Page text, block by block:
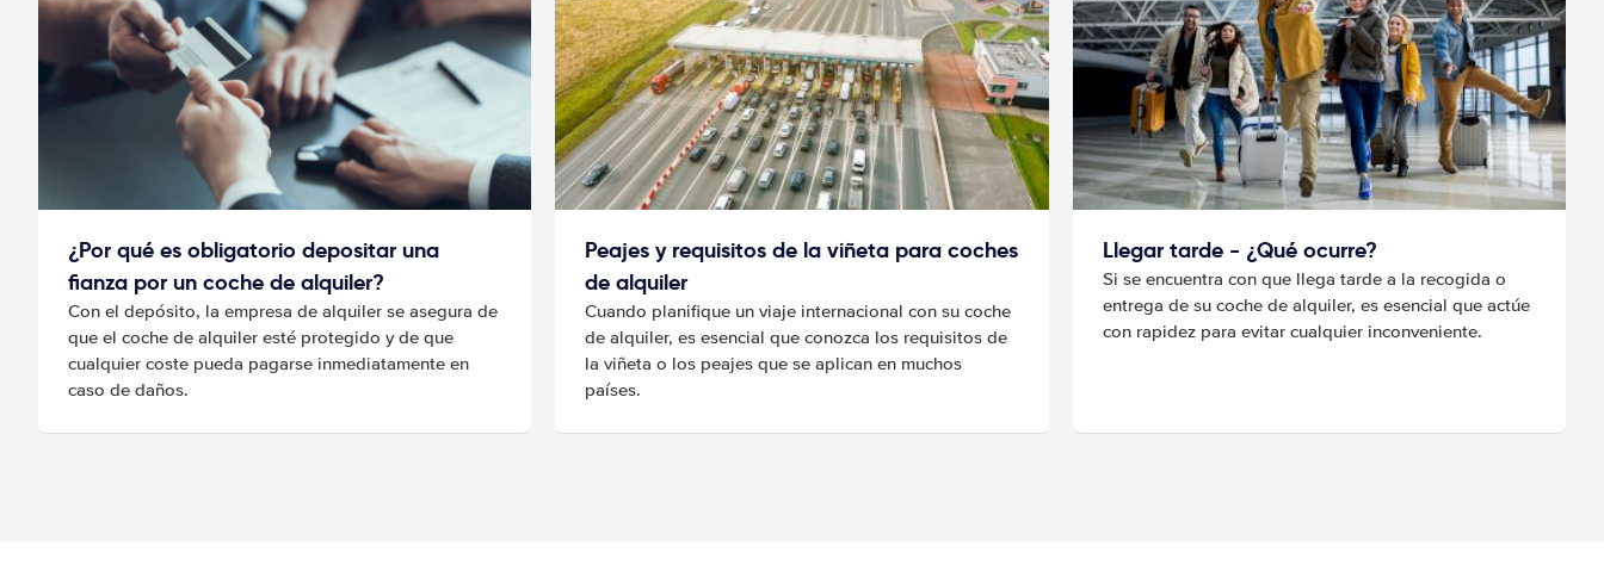
¿Por qué es obligatorio depositar una
fianza por un coche de alquiler?
Con el depósito, la empresa de alquiler se asegura de
que el coche de alquiler esté protegido y de que
cualquier coste pueda pagarse inmediatamente en
caso de daños.
Peajes y requisitos de la viñeta para coches
de alquiler
Cuando planifique un viaje internacional con su coche
de alquiler, es esencial que conozca los requisitos de
la viñeta o los peajes que se aplican en muchos
países.
Llegar tarde - ¿Qué ocurre?
Si se encuentra con que llega tarde a la recogida o
entrega de su coche de alquiler, es esencial que actúe
con rapidez para evitar cualquier inconveniente.